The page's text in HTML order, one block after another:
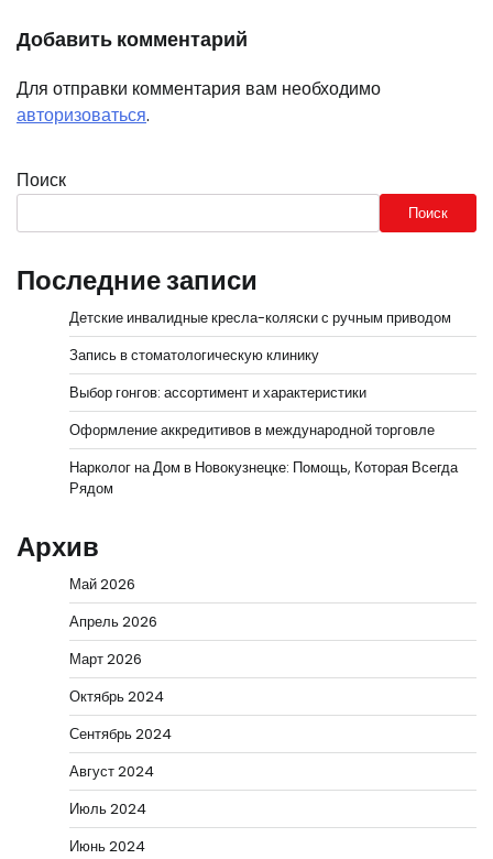
Добавить комментарий
Для отправки комментария вам необходимо
авторизоваться.
Поиск
Поиск
Последние записи
Детские инвалидные кресла-коляски с ручным приводом
Запись в стоматологическую клинику
Выбор гонгов: ассортимент и характеристики
Оформление аккредитивов в международной торговле
Нарколог на Дом в Новокузнецке: Помощь, Которая Всегда
Рядом
Архив
Май 2026
Апрель 2026
Март 2026
Октябрь 2024
Сентябрь 2024
Август 2024
Июль 2024
Июнь 2024